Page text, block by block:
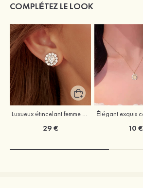
COMPLÉTEZ LE LOOK
Luxueux étincelant femme alliage boucles d'oreilles avec zircone cubique
29 € 10 €